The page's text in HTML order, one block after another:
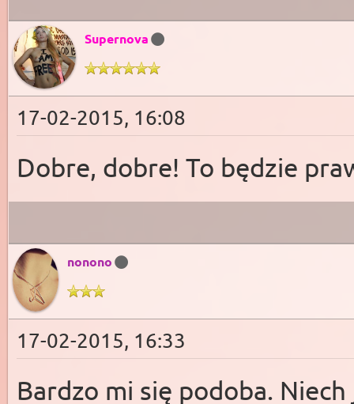
Supernova
17-02-2015, 16:08
Dobre, dobre! To będzie
nonono
17-02-2015, 16:33
Bardzo mi się podoba.